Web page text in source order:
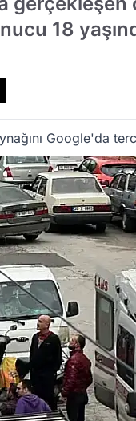
18
Google'da